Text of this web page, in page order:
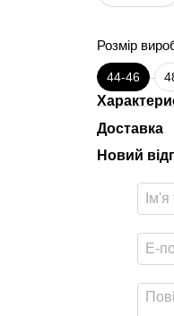
Розмір
44-46
Доставка
Новий